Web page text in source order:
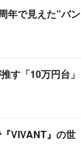
年で見えた”バン
す「10万円台」
VIVANT』の世